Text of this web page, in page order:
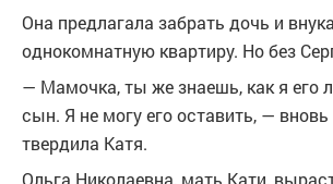
Она предлагала забрать дочь и
однокомнатную квартиру. Но без
— Мамочка, ты же знаешь, как я
сын. Я не могу его оставить, — вновь
твердила Катя.
Ольга Николаевна, мать Кати,